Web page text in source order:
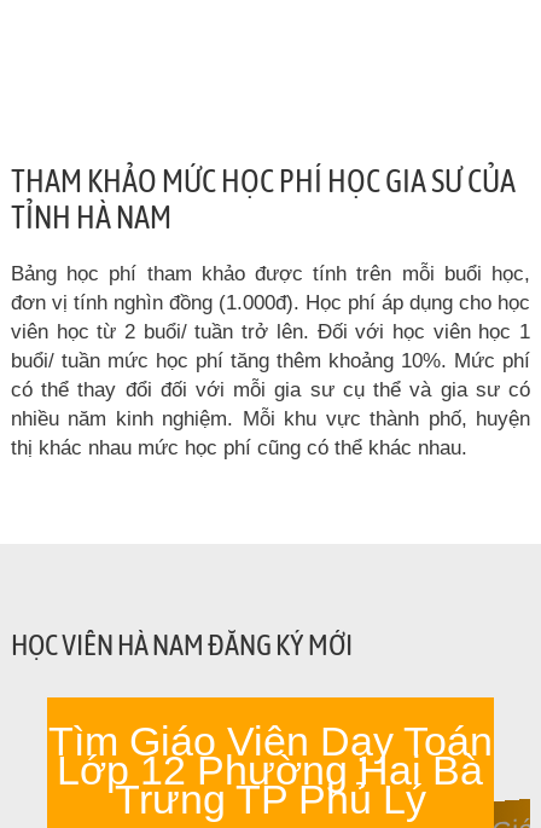
THAM KHẢO MỨC HỌC PHÍ HỌC GIA SƯ CỦA
TỈNH HÀ NAM
Bảng học phí tham khảo được tính trên mỗi buổi học,
đơn vị tính nghìn đồng (1.000đ). Học phí áp dụng cho học
viên học từ 2 buổi/ tuần trở lên. Đối với học viên học 1
buổi/ tuần mức học phí tăng thêm khoảng 10%. Mức phí
có thể thay đổi đối với mỗi gia sư cụ thể và gia sư có
nhiều năm kinh nghiệm. Mỗi khu vực thành phố, huyện
thị khác nhau mức học phí cũng có thể khác nhau.
HỌC VIÊN HÀ NAM ĐĂNG KÝ MỚI
Tìm Giáo Viên Dạy Toán
Lớp 12 Phường Hai Bà
Trưng TP Phủ Lý